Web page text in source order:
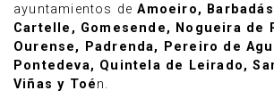
ayuntamientos deAmoeiro,
Cartelle, Gomesende, Nogueira de
Ourense, Padrenda, Pereiro de
Pontedeva, Quintela de Leirado,
Viñas y Toén.